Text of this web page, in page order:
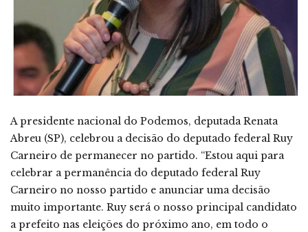
A presidente nacional do Podemos, deputada Renata
Abreu (SP), celebrou a decisão do deputado federal Ruy
Carneiro de permanecer no partido. “Estou aqui para
celebrar a permanência do deputado federal Ruy
Carneiro no nosso partido e anunciar uma decisão
muito importante. Ruy será o nosso principal candidato
a prefeito nas eleições do próximo ano, em todo o